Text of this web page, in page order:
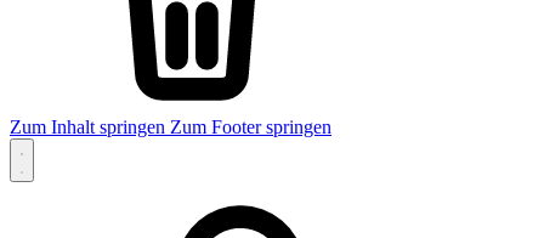
Zum Inhalt springen Zum Footer springen